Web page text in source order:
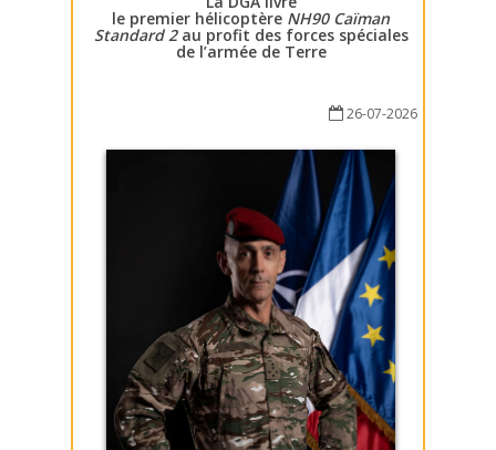
le premier hélicoptère NH90 Caïman
Standard 2au profit des forces spéciales
de l’armée de Terre
26-07-2026